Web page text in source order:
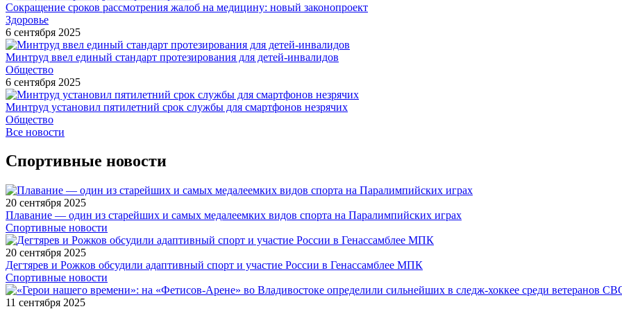
Сокращение сроков рассмотрения жалоб на медицину: новый законопроект
Здоровье
6 сентября 2025
Минтруд ввел единый стандарт протезирования для детей-инвалидов
Общество
6 сентября 2025
Минтруд установил пятилетний срок службы для смартфонов незрячих
Общество
Все новости
Спортивные новости
20 сентября 2025
Плавание — один из старейших и самых медалеемких видов спорта на Паралимпийских играх
Спортивные новости
20 сентября 2025
Дегтярев и Рожков обсудили адаптивный спорт и участие России в Генассамблее МПК
Спортивные новости
11 сентября 2025